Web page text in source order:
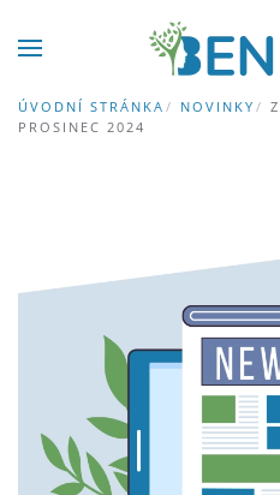
Skip to main content
ÚVODNÍ STRÁNKA NOVINKY
PROSINEC 2024